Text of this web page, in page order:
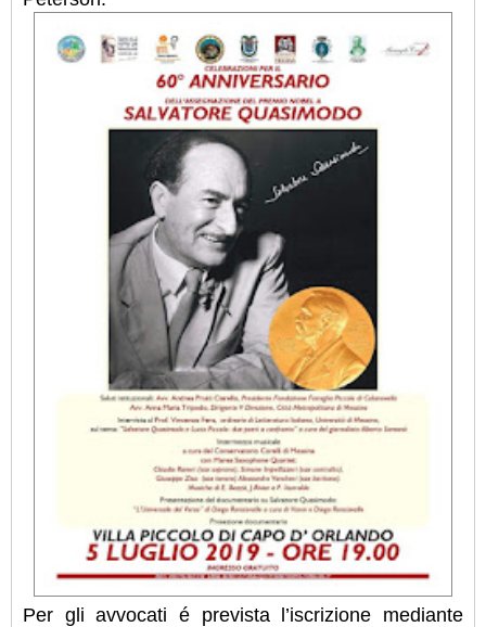
Per gli avvocati é prevista l’iscrizione mediante